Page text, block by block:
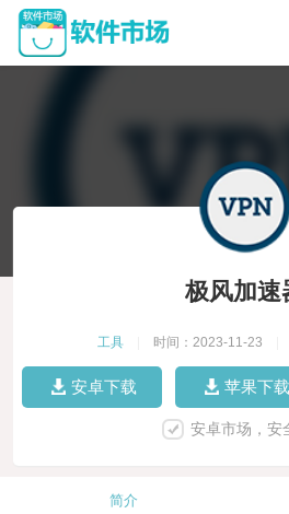
极风加速
工具 时间：2023-11-23
安卓下载 苹果下载
安卓市场，安
简介